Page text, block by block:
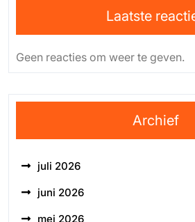
Laatste
Geen reacties om weer te geven.
Archief
juli 2026
juni 2026
mei 2026